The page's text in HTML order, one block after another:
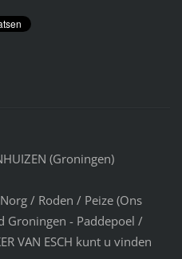
(Groningen)
/ Roden / Peize (Ons
Groningen - Paddepoel /
VAN ESCH kunt u vinden